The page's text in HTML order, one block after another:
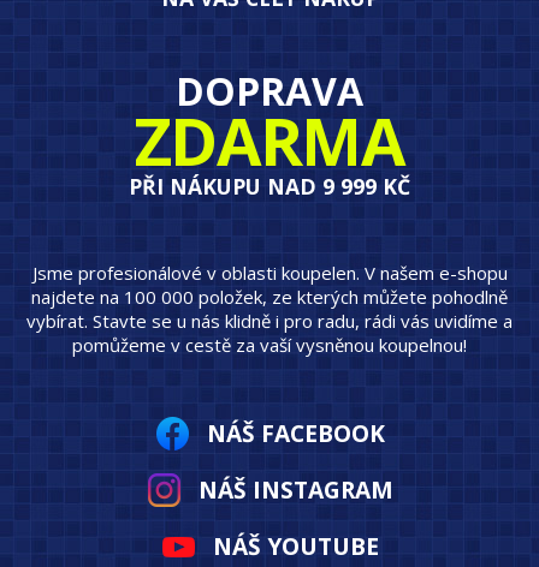
DOPRAVA
ZDARMA
PŘI NÁKUPU NAD 9 999 KČ
Jsme profesionálové v oblasti koupelen. V našem e-shopu
najdete na 100 000 položek, ze kterých můžete pohodlně
vybírat. Stavte se u nás klidně i pro radu, rádi vás uvidíme a
pomůžeme v cestě za vaší vysněnou koupelnou!
NÁŠ FACEBOOK
NÁŠ INSTAGRAM
NÁŠ YOUTUBE